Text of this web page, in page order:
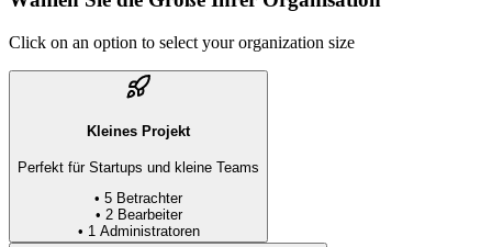
Click on an option to select your organization size
Kleines Projekt
Perfekt für Startups und kleine Teams
• 5 Betrachter
• 2 Bearbeiter
• 1 Administratoren